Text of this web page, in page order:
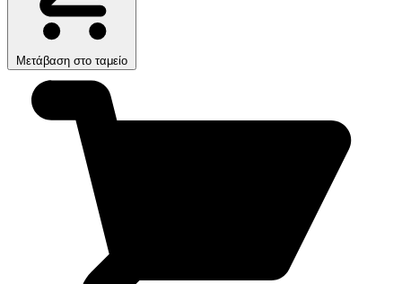
Μετάβαση στο ταμείο